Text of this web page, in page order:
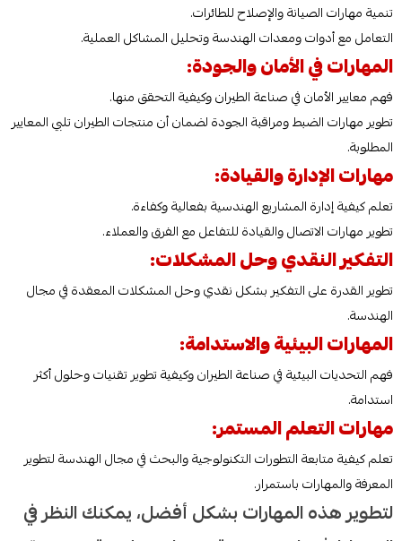
تنمية مهارات الصيانة والإصلاح للطائرات.
التعامل مع أدوات ومعدات الهندسة وتحليل المشاكل العملية.
المهارات في الأمان والجودة:
فهم معايير الأمان في صناعة الطيران وكيفية التحقق منها.
تطوير مهارات الضبط ومراقبة الجودة لضمان أن منتجات الطيران تلبي المعايير
المطلوبة.
مهارات الإدارة والقيادة:
تعلم كيفية إدارة المشاريع الهندسية بفعالية وكفاءة.
تطوير مهارات الاتصال والقيادة للتفاعل مع الفرق والعملاء.
التفكير النقدي وحل المشكلات:
تطوير القدرة على التفكير بشكل نقدي وحل المشكلات المعقدة في مجال
الهندسة.
المهارات البيئية والاستدامة:
فهم التحديات البيئية في صناعة الطيران وكيفية تطوير تقنيات وحلول أكثر
استدامة.
مهارات التعلم المستمر:
تعلم كيفية متابعة التطورات التكنولوجية والبحث في مجال الهندسة لتطوير
المعرفة والمهارات باستمرار.
لتطوير هذه المهارات بشكل أفضل، يمكنك النظر في